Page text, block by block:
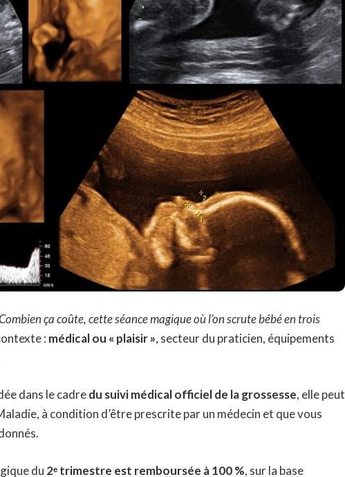
ça coûte, cette séance magique où l’on scrute bébé en trois
: médical ou « plaisir », secteur du praticien, équipements
dans le cadredu suivi médical officiel de la grossesse, elle peut
à condition d’être prescrite par un médecin et que vous
du 2ᵉ trimestre est remboursée à 100 %, sur la base